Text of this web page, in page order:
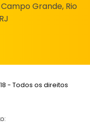
Grande, Rio
- Todos os direitos